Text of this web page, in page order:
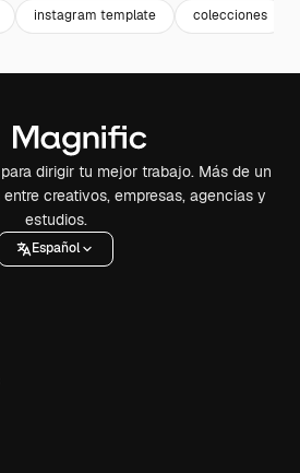
instagram template colecciones
dirigir tu mejor trabajo. Más de un
creativos, empresas, agencias y
estudios.
Español